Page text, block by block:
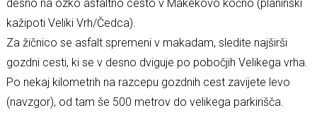
desno na ozko asfaltno cesto v Makekovo kočno (planinski
kažipoti Veliki Vrh/Čedca).
Za žičnico se asfalt spremeni v makadam, sledite najširši
gozdni cesti, ki se v desno dviguje po pobočjih Velikega vrha.
Po nekaj kilometrih na razcepu gozdnih cest zavijete levo
(navzgor), od tam še 500 metrov do velikega parkirišča.